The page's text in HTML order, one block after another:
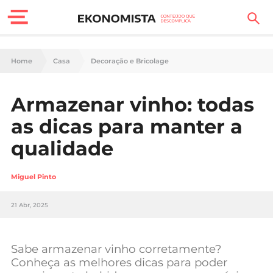
Finanças Pessoais
Carreira
Casa
Lifestyle
Sociedade
Negócios
Home Casa Decoração e Bricolage
Armazenar vinho: todas
as dicas para manter a
qualidade
Miguel Pinto
21 Abr, 2025
Sabe armazenar vinho corretamente?
Conheça as melhores dicas para poder